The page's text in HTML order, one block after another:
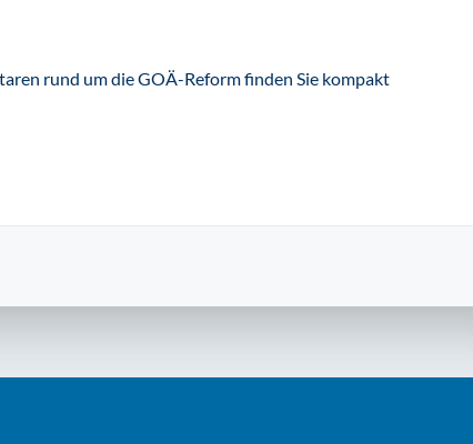
rund um die GOÄ-Reform finden Sie kompakt